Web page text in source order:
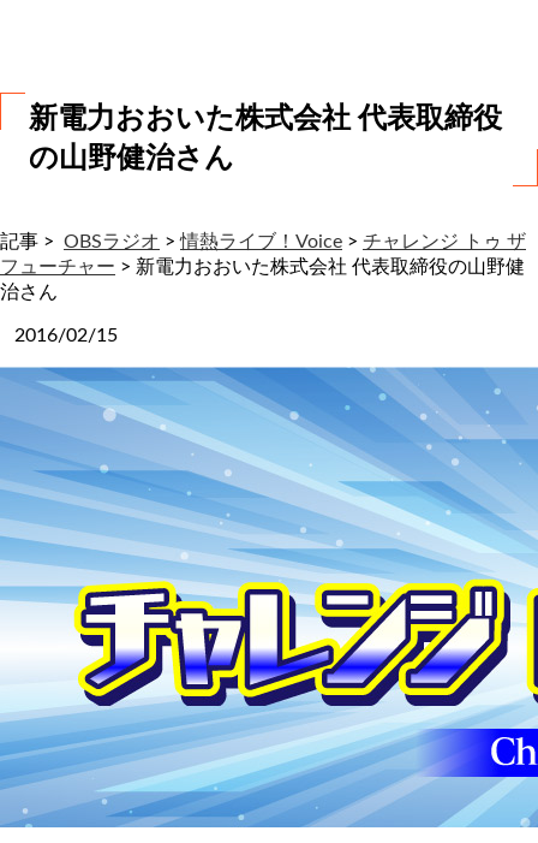
新電力おおいた株式会社 代表取締役
の山野健治さん
記事 > OBSラジオ >情熱ライブ！Voice > チャレンジ トゥ ザ
フューチャー > 新電力おおいた株式会社 代表取締役の山野健
治さん
2016/02/15